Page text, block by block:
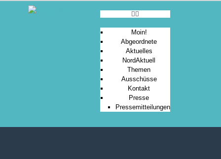
Moin!
Abgeordnete
Aktuelles
NordAktuell
Themen
Ausschüsse
Kontakt
Presse
Pressemitteilungen
ABGEORDNETE
NORDAKTUELL